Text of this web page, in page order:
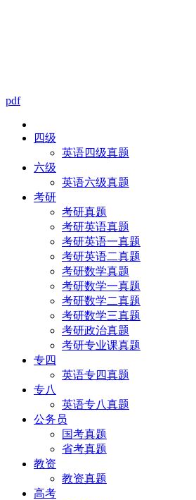
pdf
四级
英语四级真题
六级
英语六级真题
考研
考研真题
考研英语真题
考研英语一真题
考研英语二真题
考研数学真题
考研数学一真题
考研数学二真题
考研数学三真题
考研政治真题
考研专业课真题
专四
英语专四真题
专八
英语专八真题
公务员
国考真题
省考真题
教资
教资真题
高考